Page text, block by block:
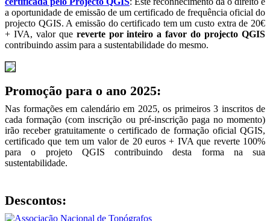
a oportunidade de emissão de um certificado de frequência oficial do
projecto QGIS. A emissão do certificado tem um custo extra de 20€
+ IVA, valor que reverte por inteiro a favor do projecto QGIS
contribuindo assim para a sustentabilidade do mesmo.
Promoção para o ano 2025:
Nas formações em calendário em 2025, os primeiros 3 inscritos de
cada formação (com inscrição ou pré-inscrição paga no momento)
irão receber gratuitamente o certificado de formação oficial QGIS,
certificado que tem um valor de 20 euros + IVA que reverte 100%
para o projeto QGIS contribuindo desta forma na sua
sustentabilidade.
Descontos: